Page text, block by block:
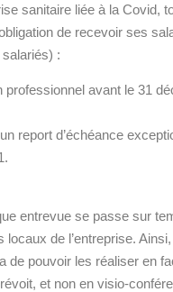
sanitaire liée à la Covid,
de recevoir ses
:
professionnel avant le 31
report d’échéance
entrevue se passe sur
locaux de l’entreprise.
de pouvoir les réaliser en
et non en visio-